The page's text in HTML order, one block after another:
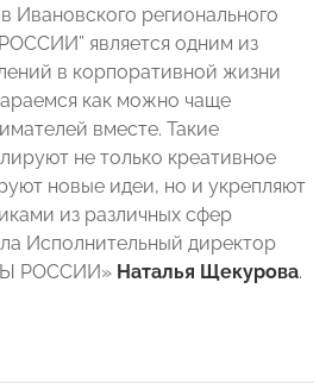
Ивановского регионального
является одним из
в корпоративной жизни
как можно чаще
вместе. Такие
не только креативное
новые идеи, но и укрепляют
из различных сфер
Исполнительный директор
РОССИИ» Наталья Щекурова.